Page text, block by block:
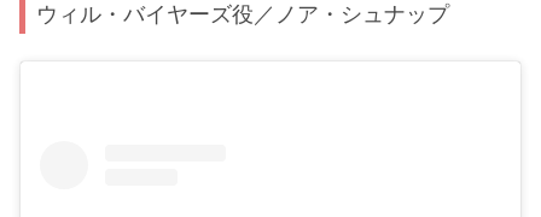
ウィル・バイヤーズ役／ノア・シュナップ